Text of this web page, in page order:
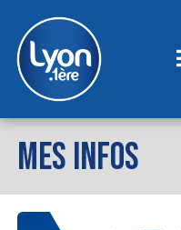
MES INFOS